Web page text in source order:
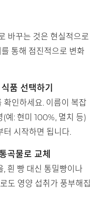
바꾸는 것은 현실적으로
통해 점진적으로 변화
품 선택하기
확인하세요. 이름이 복잡
예: 현미 100%, 멸치 등)
터 시작하면 됩니다.
곡물로 교체
, 흰 빵 대신 통밀빵이나
도 영양 섭취가 풍부해집